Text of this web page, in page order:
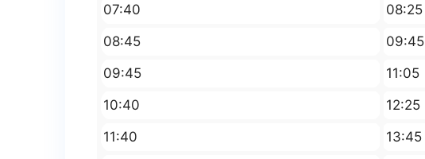
07:40
08:25
08:45
09:45
09:45
11:05
10:40
12:25
11:40
13:45